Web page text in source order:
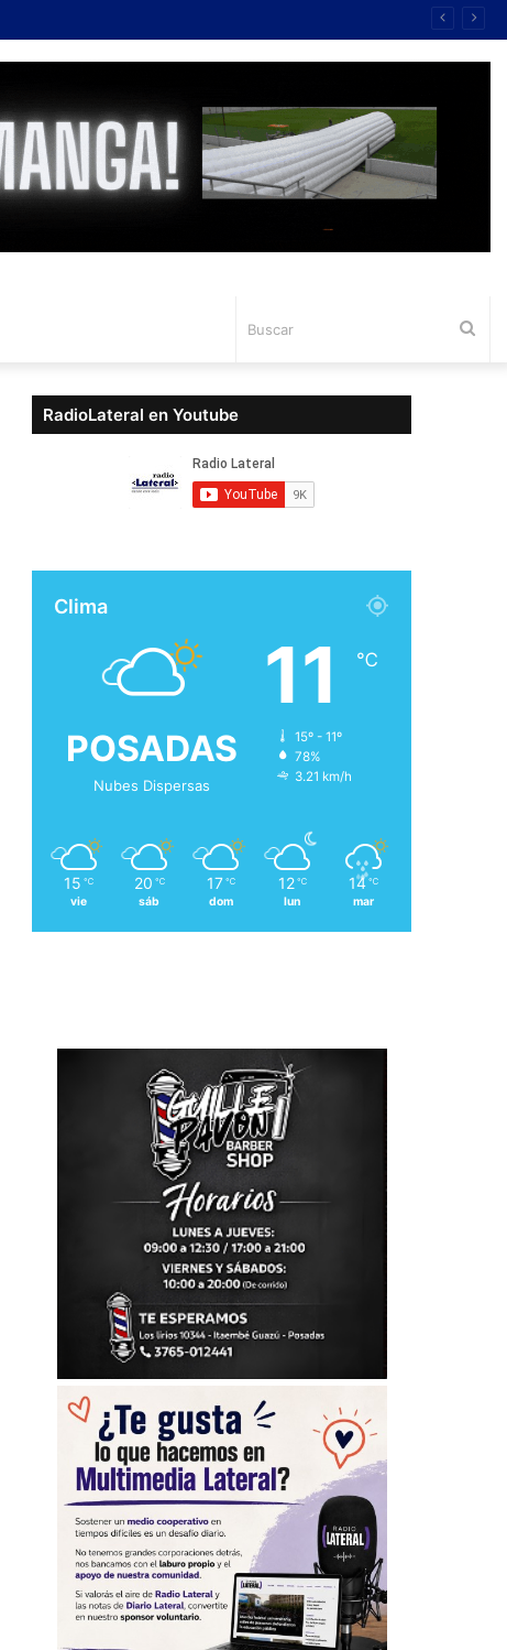
RadioLateral en Youtube
Clima
POSADAS
Nubes Dispersas
11 ℃
15º - 11º
78%
3.21 km/h
15 ℃
vie
20 ℃
sáb
17 ℃
dom
12 ℃
lun
14 ℃
mar